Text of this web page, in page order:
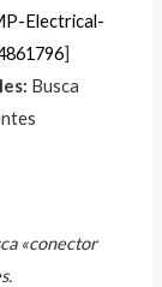
Electrical-
]
Busca
«conector